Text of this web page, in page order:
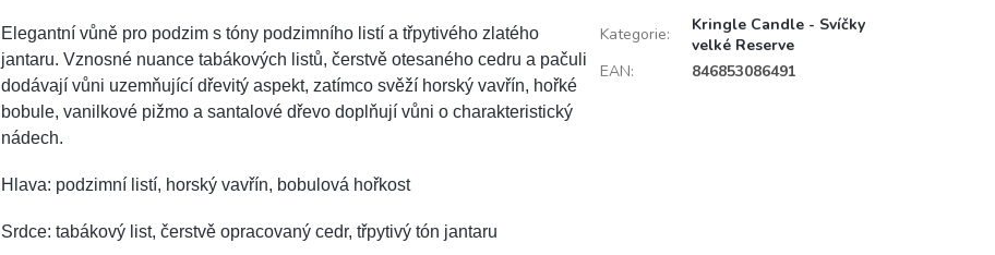
Elegantní vůně pro podzim s tóny podzimního listí a třpytivého zlatého
jantaru. Vznosné nuance tabákových listů, čerstvě otesaného cedru a pačuli
dodávají vůni uzemňující dřevitý aspekt, zatímco svěží horský vavřín, hořké
bobule, vanilkové pižmo a santalové dřevo doplňují vůni o charakteristický
nádech.
Hlava: podzimní listí, horský vavřín, bobulová hořkost
Srdce: tabákový list, čerstvě opracovaný cedr, třpytivý tón jantaru
Kategorie:
Kringle Candle - Svíčky
velké Reserve
EAN: 846853086491